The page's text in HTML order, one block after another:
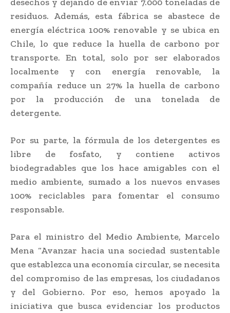
residuos. Además, esta fábrica se abastece de
energía eléctrica 100% renovable y se ubica en
Chile, lo que reduce la huella de carbono por
transporte. En total, solo por ser elaborados
localmente y con energía renovable, la
compañía reduce un 27% la huella de carbono
por la producción de una tonelada de
detergente.
Por su parte, la fórmula de los detergentes es
libre de fosfato, y contiene activos
biodegradables que los hace amigables con el
medio ambiente, sumado a los nuevos envases
100% reciclables para fomentar el consumo
responsable.
Para el ministro del Medio Ambiente, Marcelo
Mena “Avanzar hacia una sociedad sustentable
que establezca una economía circular, se necesita
del compromiso de las empresas, los ciudadanos
y del Gobierno. Por eso, hemos apoyado la
iniciativa que busca evidenciar los productos